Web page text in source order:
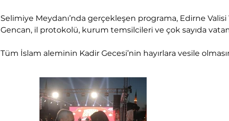
Selimiye Meydanı’nda gerçekleşen programa, Edirne
Gencan, il protokolü, kurum temsilcileri ve çok sayıda
Tüm İslam aleminin Kadir Gecesi’nin hayırlara vesile